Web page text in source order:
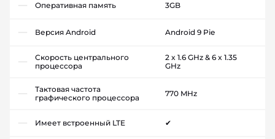
Оперативная память 3GB
Версия Android Android 9 Pie
Скорость центрального
процессора
2 x 1.6 GHz & 6 x 1.35
GHz
Тактовая частота
графического процессора
770 MHz
Имеет встроенный LTE ✔